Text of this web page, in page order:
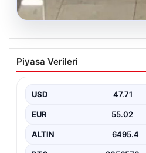
2 Yaşındaki Bebeğin
Havalimanı
bir olayda, 2 yaşındaki Liam
Piyasa Verileri
USD 47.71
EUR 55.02
ALTIN 6495.4